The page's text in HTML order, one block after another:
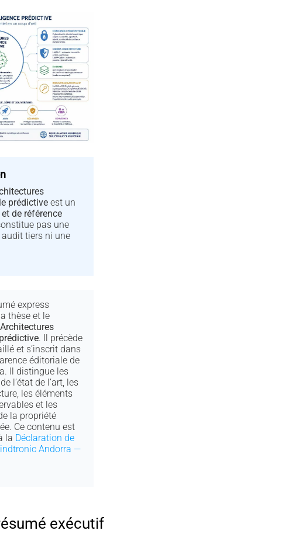
prédictive est un
de référence
pas une
tiers ni une
express
thèse et le
Architectures
. Il précède
et s’inscrit dans
éditoriale de
Il distingue les
l’état de l’art, les
les éléments
et les
la propriété
Ce contenu est
la Déclaration de
Andorra —
exécutif